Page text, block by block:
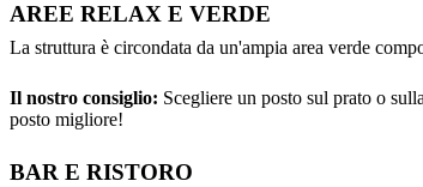
AREE RELAX E VERDE
La struttura è circondata da un'ampia area verde
Il nostro consiglio: Scegliere un posto sul prato o
posto migliore!
BAR E RISTORO